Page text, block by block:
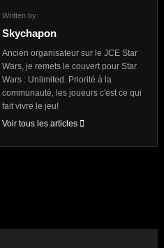
Written by:
Skychapon
Ancien organisateur sur le JCE Star
Wars, je remets le couvert pour Star
Wars : Unlimited. Priorité à la
communauté, les joueurs c'est ce qui
fait vivre le jeu!
Voir tous les articles